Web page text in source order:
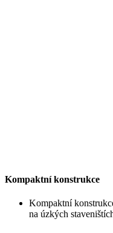
Kompaktní konstrukce
Kompaktní
na úzkých